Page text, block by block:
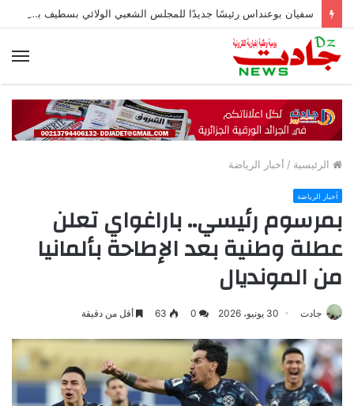
سفيان بوعنداس رئيسًا جديدًا للمجلس الشعبي الولائي بسطيف بالأغلبية
الرئيسية / أخبار الرياضة
أخبار الرياضة
بمرسوم رئيسي.. باراغواي تعلن
عطلة وطنية بعد الإطاحة بألمانيا
من المونديال
جادت 30 يونيو، 2026 0
63 أقل من دقيقة